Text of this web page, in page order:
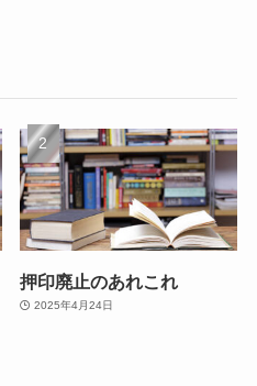
押印廃止のあれこれ
2025年4月24日